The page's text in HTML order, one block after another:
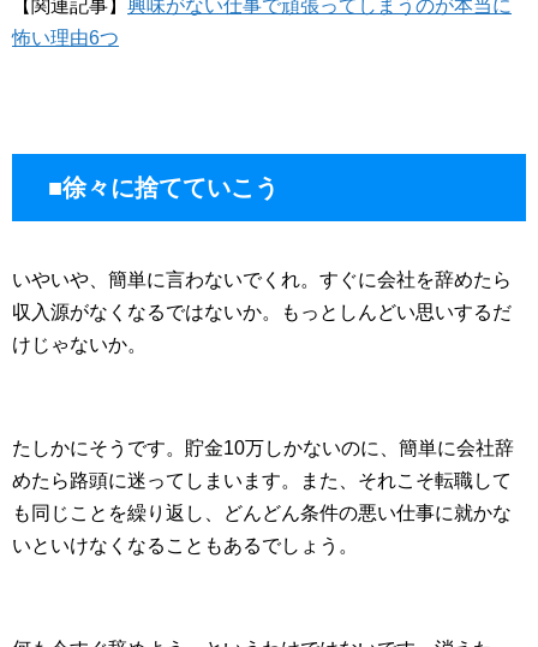
【関連記事】 興味がない仕事で頑張ってしまうのが本当に
怖い理由6つ
■徐々に捨てていこう
いやいや、簡単に言わないでくれ。すぐに会社を辞めたら
収入源がなくなるではないか。もっとしんどい思いするだ
けじゃないか。
たしかにそうです。貯金10万しかないのに、簡単に会社辞
めたら路頭に迷ってしまいます。また、それこそ転職して
も同じことを繰り返し、どんどん条件の悪い仕事に就かな
いといけなくなることもあるでしょう。